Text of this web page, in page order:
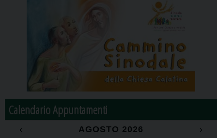
Calendario Appuntamenti
‹ AGOSTO 2026
›